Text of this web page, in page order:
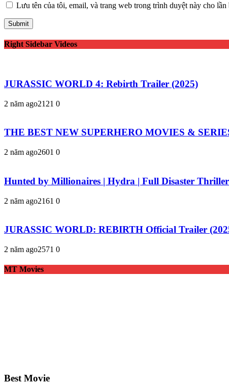
Lưu tên của tôi, email, và trang web trong trình duyệt này cho
Right Sidebar Videos
JURASSIC WORLD 4: Rebirth Trailer (2025)
2 năm ago2121 0
THE BEST NEW SUPERHERO MOVIES &
2 năm ago2601 0
Hunted by Millionaires | Hydra | Full Disaster
2 năm ago2161 0
JURASSIC WORLD: REBIRTH Official Trailer
2 năm ago2571 0
MT Movies
Best Movie